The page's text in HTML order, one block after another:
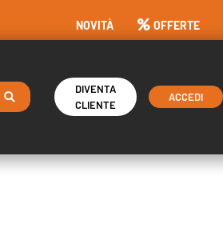
NOVITÀ OFFERTE
DIVENTA
CLIENTE
ACCEDI